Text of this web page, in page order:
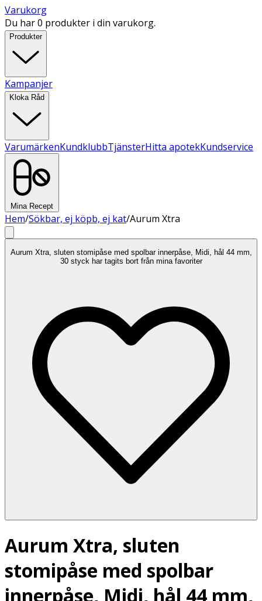
Varukorg
Du har 0 produkter i din varukorg.
Produkter
Kampanjer
Kloka Råd
VarumärkenKundklubbTjänsterHitta apotekKundservice
Mina Recept
Hem/Sökbar, ej köpb, ej kat/Aurum Xtra
Aurum Xtra, sluten stomipåse med spolbar innerpåse, Midi, hål 44 mm,
30 styck har tagits bort från mina favoriter
Aurum Xtra, sluten
stomipåse med spolbar
innerpåse, Midi, hål 44 mm,